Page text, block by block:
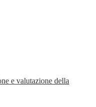
e valutazione della